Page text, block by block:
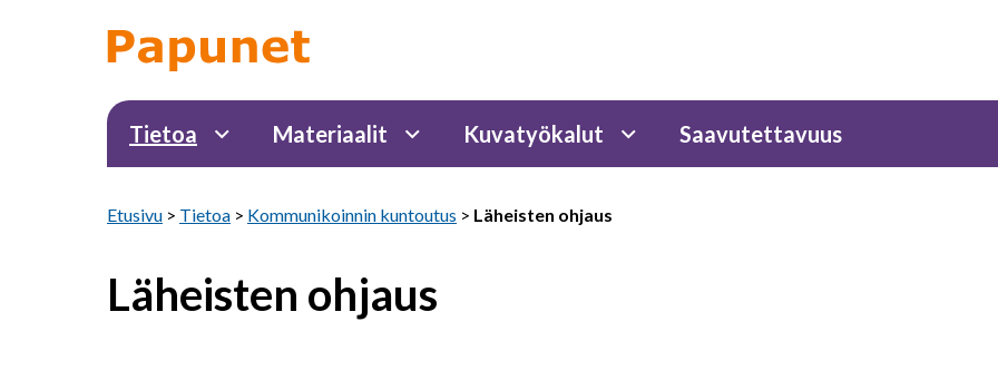
Tietoa Materiaalit Kuvatyökalut Saavutettavuus
Etusivu > Tietoa > Kommunikoinnin kuntoutus > Läheisten ohjaus
Läheisten ohjaus